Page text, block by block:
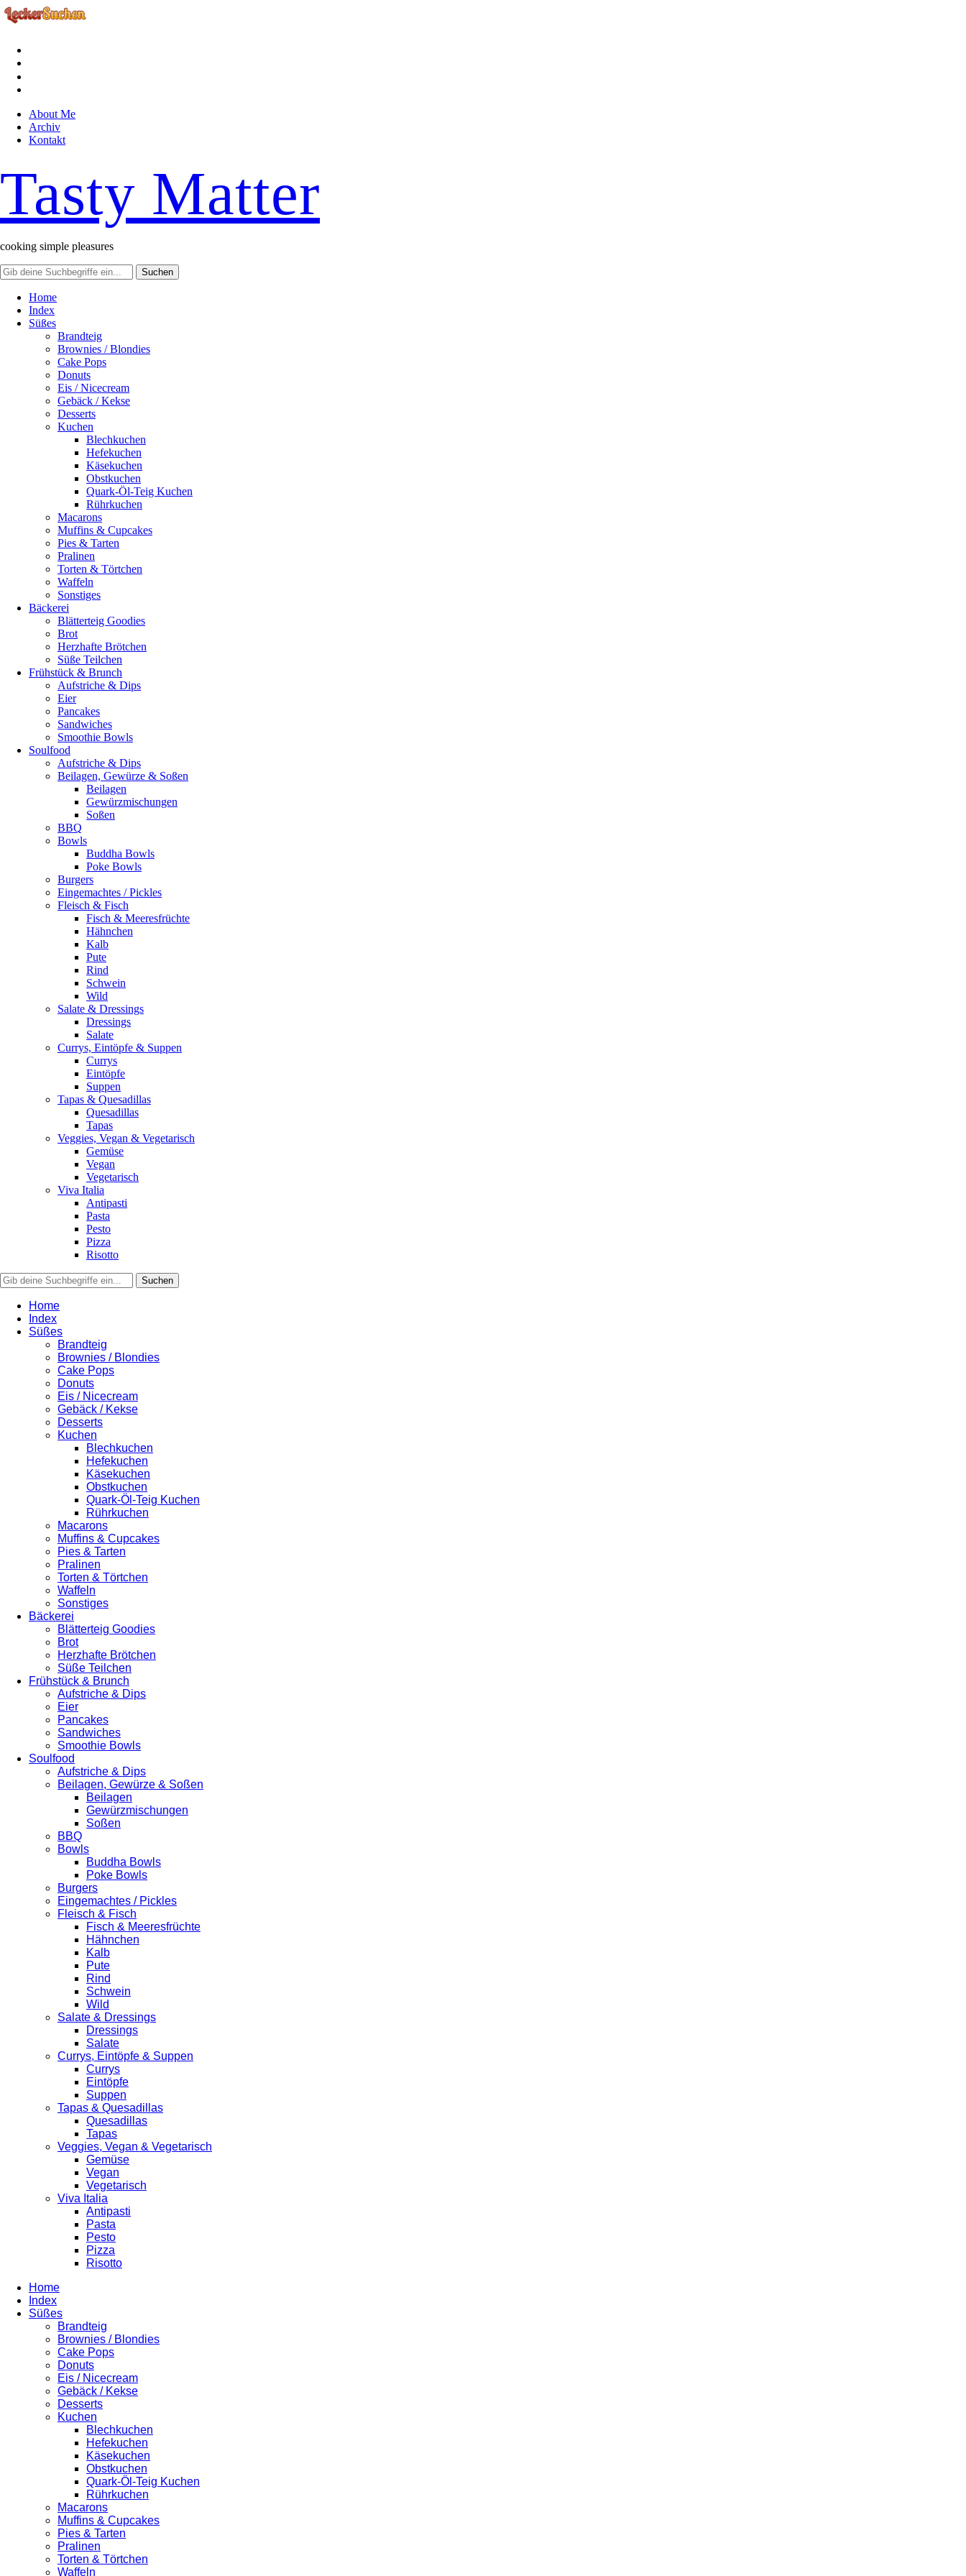
About Me
Archiv
Kontakt
Tasty Matter
cooking simple pleasures
Home
Index
Süßes
Brandteig
Brownies / Blondies
Cake Pops
Donuts
Eis / Nicecream
Gebäck / Kekse
Desserts
Kuchen
Blechkuchen
Hefekuchen
Käsekuchen
Obstkuchen
Quark-Öl-Teig Kuchen
Rührkuchen
Macarons
Muffins & Cupcakes
Pies & Tarten
Pralinen
Torten & Törtchen
Waffeln
Sonstiges
Bäckerei
Blätterteig Goodies
Brot
Herzhafte Brötchen
Süße Teilchen
Frühstück & Brunch
Aufstriche & Dips
Eier
Pancakes
Sandwiches
Smoothie Bowls
Soulfood
Aufstriche & Dips
Beilagen, Gewürze & Soßen
Beilagen
Gewürzmischungen
Soßen
BBQ
Bowls
Buddha Bowls
Poke Bowls
Burgers
Eingemachtes / Pickles
Fleisch & Fisch
Fisch & Meeresfrüchte
Hähnchen
Kalb
Pute
Rind
Schwein
Wild
Salate & Dressings
Dressings
Salate
Currys, Eintöpfe & Suppen
Currys
Eintöpfe
Suppen
Tapas & Quesadillas
Quesadillas
Tapas
Veggies, Vegan & Vegetarisch
Gemüse
Vegan
Vegetarisch
Viva Italia
Antipasti
Pasta
Pesto
Pizza
Risotto
Home
Index
Süßes
Brandteig
Brownies / Blondies
Cake Pops
Donuts
Eis / Nicecream
Gebäck / Kekse
Desserts
Kuchen
Blechkuchen
Hefekuchen
Käsekuchen
Obstkuchen
Quark-Öl-Teig Kuchen
Rührkuchen
Macarons
Muffins & Cupcakes
Pies & Tarten
Pralinen
Torten & Törtchen
Waffeln
Sonstiges
Bäckerei
Blätterteig Goodies
Brot
Herzhafte Brötchen
Süße Teilchen
Frühstück & Brunch
Aufstriche & Dips
Eier
Pancakes
Sandwiches
Smoothie Bowls
Soulfood
Aufstriche & Dips
Beilagen, Gewürze & Soßen
Beilagen
Gewürzmischungen
Soßen
BBQ
Bowls
Buddha Bowls
Poke Bowls
Burgers
Eingemachtes / Pickles
Fleisch & Fisch
Fisch & Meeresfrüchte
Hähnchen
Kalb
Pute
Rind
Schwein
Wild
Salate & Dressings
Dressings
Salate
Currys, Eintöpfe & Suppen
Currys
Eintöpfe
Suppen
Tapas & Quesadillas
Quesadillas
Tapas
Veggies, Vegan & Vegetarisch
Gemüse
Vegan
Vegetarisch
Viva Italia
Antipasti
Pasta
Pesto
Pizza
Risotto
Home
Index
Süßes
Brandteig
Brownies / Blondies
Cake Pops
Donuts
Eis / Nicecream
Gebäck / Kekse
Desserts
Kuchen
Blechkuchen
Hefekuchen
Käsekuchen
Obstkuchen
Quark-Öl-Teig Kuchen
Rührkuchen
Macarons
Muffins & Cupcakes
Pies & Tarten
Pralinen
Torten & Törtchen
Waffeln